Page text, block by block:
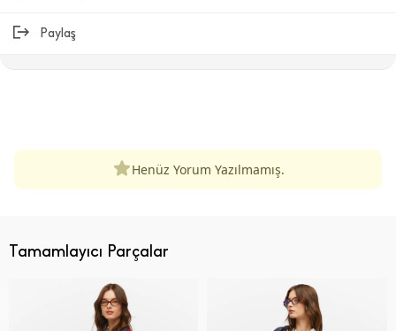
Paylaş
Henüz Yorum Yazılmamış.
Tamamlayıcı Parçalar